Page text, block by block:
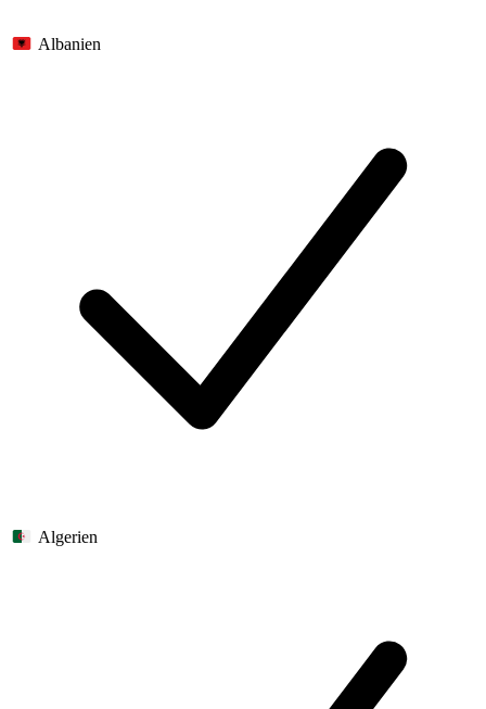
Albanien
Algerien